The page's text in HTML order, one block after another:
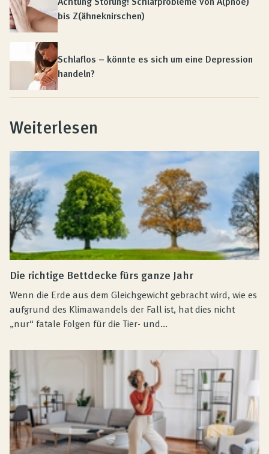
bis Z(ähneknirschen)
Schlaflos – könnte es sich um eine Depression
handeln?
Weiterlesen
Die richtige Bettdecke fürs ganze Jahr
Wenn die Erde aus dem Gleichgewicht gebracht wird, wie es
aufgrund des Klimawandels der Fall ist, hat dies nicht
„nur“ fatale Folgen für die Tier- und...